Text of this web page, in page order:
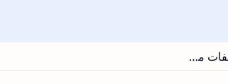
اكل دوت نت | وصفات مجربة ونصائح المطبخ